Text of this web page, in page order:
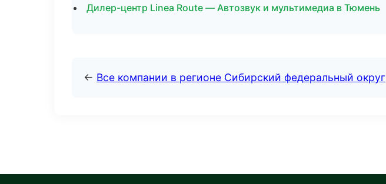
Дилер-центр Linea Route — Автозвук и мультимедиа в Тюмень
← Все компании в регионе Сибирский федеральный округ